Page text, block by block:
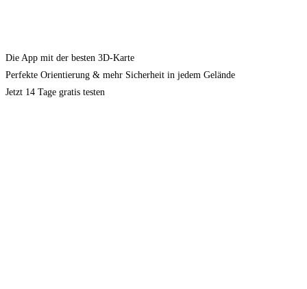
Die App mit der besten 3D-Karte
Perfekte Orientierung & mehr Sicherheit in jedem Gelände
Jetzt 14 Tage gratis testen